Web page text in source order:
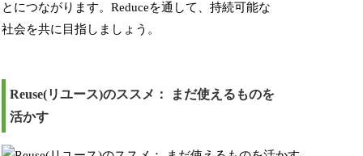
とにつながります。Reduceを通して、持続可能な
社会を共に目指しましょう。
Reuse(リユース)のススメ： まだ使えるものを
活かす